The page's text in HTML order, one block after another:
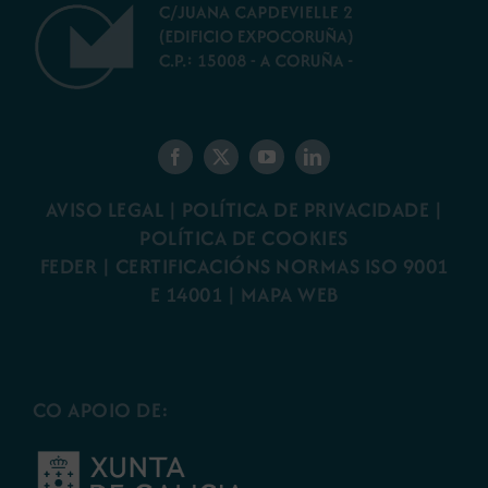
AVISO LEGAL | POLÍTICA DE PRIVACIDADE |
POLÍTICA DE COOKIES
FEDER | CERTIFICACIÓNS NORMAS ISO 9001
E 14001 | MAPA WEB
CO APOIO DE: